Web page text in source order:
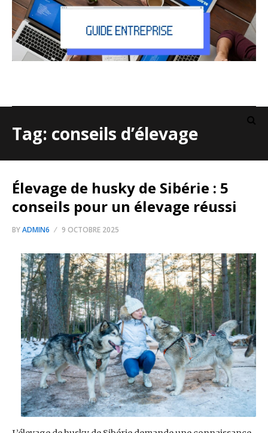
Tag: conseils d’élevage
Élevage de husky de Sibérie : 5
conseils pour un élevage réussi
BYADMIN6 9 OCTOBRE 2025